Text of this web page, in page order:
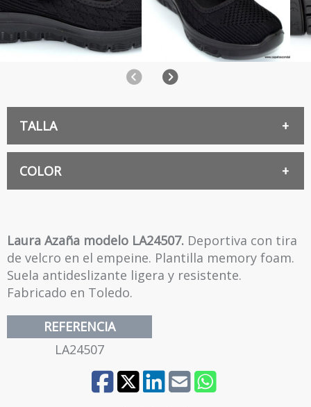
AnteriorSiguiente
TALLA
35
37
COLOR
MARINO
ROSA
Laura Azaña modelo LA24507. Deportiva con tira
de velcro en el empeine. Plantilla memory foam.
Suela antideslizante ligera y resistente.
Fabricado en Toledo.
REFERENCIA
LA24507